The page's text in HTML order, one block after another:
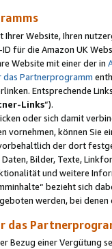
Ihrer Website, Ihren
für die Amazon UK
Website mit einer der in
Partnerprogramm
Entsprechende
Links“).
oder sich damit
vornehmen, können Sie
der dort
Bilder, Texte,
und weitere
bezieht sich
werden, bei
das
Bezug einer Vergütung